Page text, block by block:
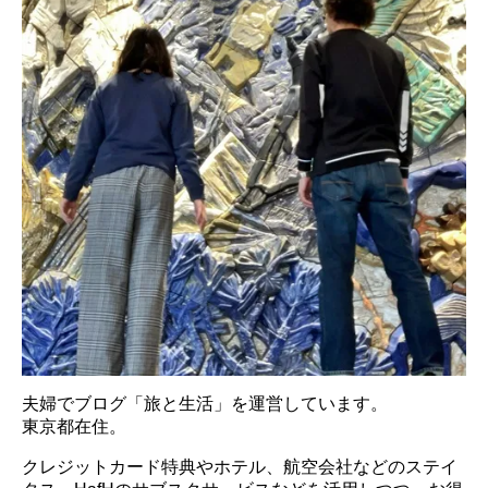
夫婦でブログ「旅と生活」を運営しています。
東京都在住。
クレジットカード特典やホテル、航空会社などのステイ